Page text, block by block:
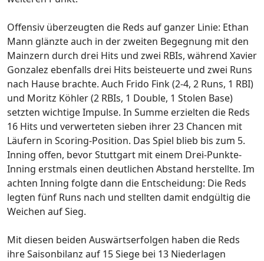
Offensiv überzeugten die Reds auf ganzer Linie: Ethan
Mann glänzte auch in der zweiten Begegnung mit den
Mainzern durch drei Hits und zwei RBIs, während Xavier
Gonzalez ebenfalls drei Hits beisteuerte und zwei Runs
nach Hause brachte. Auch Frido Fink (2-4, 2 Runs, 1 RBI)
und Moritz Köhler (2 RBIs, 1 Double, 1 Stolen Base)
setzten wichtige Impulse. In Summe erzielten die Reds
16 Hits und verwerteten sieben ihrer 23 Chancen mit
Läufern in Scoring-Position. Das Spiel blieb bis zum 5.
Inning offen, bevor Stuttgart mit einem Drei-Punkte-
Inning erstmals einen deutlichen Abstand herstellte. Im
achten Inning folgte dann die Entscheidung: Die Reds
legten fünf Runs nach und stellten damit endgültig die
Weichen auf Sieg.
Mit diesen beiden Auswärtserfolgen haben die Reds
ihre Saisonbilanz auf 15 Siege bei 13 Niederlagen